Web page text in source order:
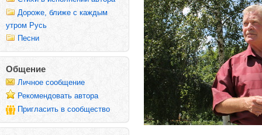
Дороже, ближе с каждым
утром Русь
Песни
Общение
Личное сообщение
Рекомендовать автора
Пригласить в сообщество